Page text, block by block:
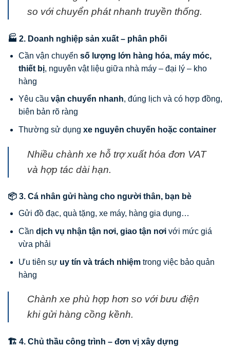
so với chuyển phát nhanh truyền thống.
🏭 2. Doanh nghiệp sản xuất – phân phối
Cần vận chuyển số lượng lớn hàng hóa, máy móc,
thiết bị, nguyên vật liệu giữa nhà máy – đại lý – kho
hàng
Yêu cầu vận chuyển nhanh, đúng lịch và có hợp đồng,
biên bản rõ ràng
Thường sử dụng xe nguyên chuyến hoặc container
Nhiều chành xe hỗ trợ xuất hóa đơn VAT
và hợp tác dài hạn.
📦 3. Cá nhân gửi hàng cho người thân, bạn bè
Gửi đồ đạc, quà tặng, xe máy, hàng gia dụng…
Cần dịch vụ nhận tận nơi, giao tận nơivới mức giá
vừa phải
Ưu tiên sự uy tín và trách nhiệmtrong việc bảo quản
hàng
Chành xe phù hợp hơn so với bưu điện
khi gửi hàng cồng kềnh.
🏗️ 4. Chủ thầu công trình – đơn vị xây dựng